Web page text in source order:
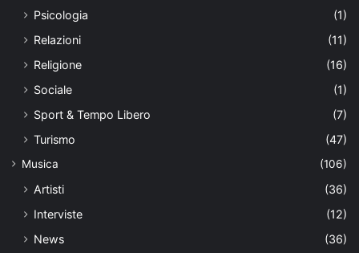
Psicologia
(1)
Relazioni
(11)
Religione
(16)
Sociale
(1)
Sport & Tempo Libero
(7)
Turismo
(47)
Musica (106)
Artisti
(36)
Interviste
(12)
News
(36)